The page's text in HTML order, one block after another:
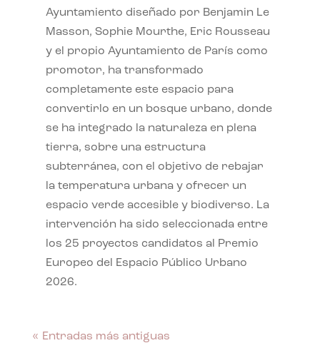
Ayuntamiento diseñado por Benjamin Le
Masson, Sophie Mourthe, Eric Rousseau
y el propio Ayuntamiento de París como
promotor, ha transformado
completamente este espacio para
convertirlo en un bosque urbano, donde
se ha integrado la naturaleza en plena
tierra, sobre una estructura
subterránea, con el objetivo de rebajar
la temperatura urbana y ofrecer un
espacio verde accesible y biodiverso. La
intervención ha sido seleccionada entre
los 25 proyectos candidatos al Premio
Europeo del Espacio Público Urbano
2026.
« Entradas más antiguas